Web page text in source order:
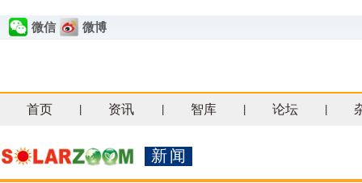
微信 微博
首页 资讯 智库 论坛
新闻